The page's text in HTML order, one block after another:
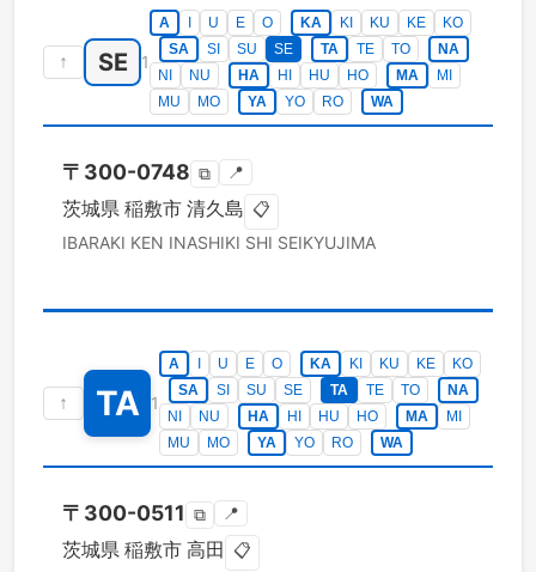
↑ SE 1
A U E O KA KI KU KE
KO
SA
SI SU SE TA TE TO
NA
NI
NU HA HI HU HO MA
MI
MU
MO YA YO RO WA
〒 300-0748 ⧉ 📍
茨城県 稲敷市 清久島 📋
IBARAKI KEN INASHIKI SHI SEIKYUJIMA
↑ TA 1
A U E O KA KI KU KE
KO
SA
SI SU SE TA TE TO
NA
NI
NU HA HI HU HO MA
MI
MU
MO YA YO RO WA
〒 300-0511 ⧉ 📍
茨城県 稲敷市 高田 📋